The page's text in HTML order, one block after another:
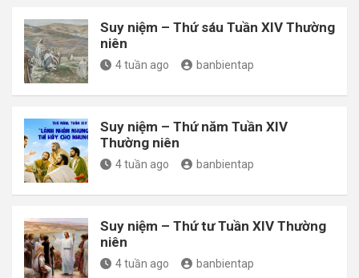
Suy niệm – Thứ sáu Tuần XIV Thường
niên
4 tuần ago banbientap
Suy niệm – Thứ năm Tuần XIV
Thường niên
4 tuần ago banbientap
Suy niệm – Thứ tư Tuần XIV Thường
niên
4 tuần ago banbientap